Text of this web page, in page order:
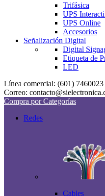
Trifásica
UPS
UPS Online
Accesorios
Señalización Digital
Digital
Etiqueta de
LED
Línea comercial: (601) 7460023
Correo:
Compra por Categorías
Redes
Cables